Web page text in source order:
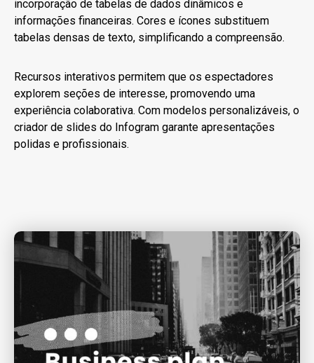
incorporação de tabelas de dados dinâmicos e
informações financeiras. Cores e ícones substituem
tabelas densas de texto, simplificando a compreensão.
Recursos interativos permitem que os espectadores
explorem seções de interesse, promovendo uma
experiência colaborativa. Com modelos personalizáveis, o
criador de slides do Infogram garante apresentações
polidas e profissionais.